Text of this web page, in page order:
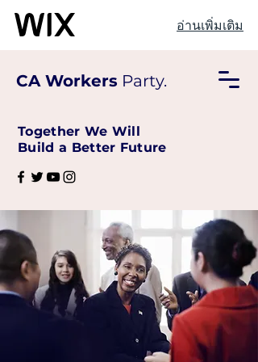
อ่านเพิ่มเติม